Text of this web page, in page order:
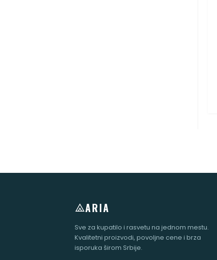
ARIA
Sve za kupatilo i rasvetu na jednom mestu.
Kvalitetni proizvodi, povoljne cene i brza
isporuka širom Srbije.